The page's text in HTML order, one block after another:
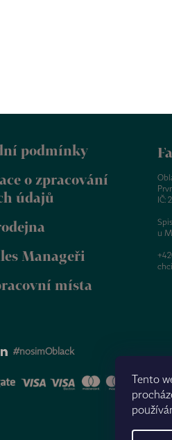
Tento
podmínky
o zpracování
údajů
Manageři
místa
#nosimOblack
IČ:
u